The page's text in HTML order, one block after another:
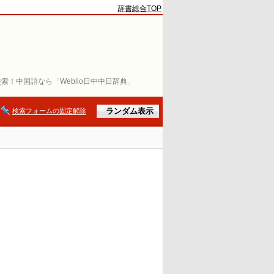
！中国語なら「Weblio日中中日辞典」
辞書総合TOP
検索フォームの固定解除